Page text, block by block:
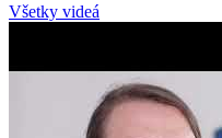
Všetky videá